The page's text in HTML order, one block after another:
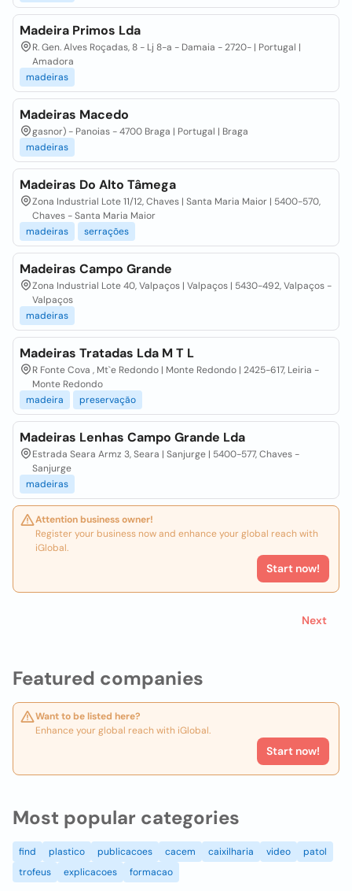
Featured companies
Want to be listed here?
Enhance your global reach with iGlobal.
Start now!
Madeira Primos Lda
R. Gen. Alves Roçadas, 8 - Lj 8-a - Damaia - 2720- | Portugal |
Amadora
madeiras
Madeiras Macedo
gasnor) - Panoias - 4700 Braga | Portugal | Braga
madeiras
Madeiras Do Alto Tâmega
Zona Industrial Lote 11/12, Chaves | Santa Maria Maior | 5400-570,
Chaves - Santa Maria Maior
madeiras
serrações
Madeiras Campo Grande
Zona Industrial Lote 40, Valpaços | Valpaços | 5430-492, Valpaços -
Valpaços
madeiras
Madeiras Tratadas Lda M T L
R Fonte Cova , Mt`e Redondo | Monte Redondo | 2425-617, Leiria -
Monte Redondo
madeira
preservação
Madeiras Lenhas Campo Grande Lda
Estrada Seara Armz 3, Seara | Sanjurge | 5400-577, Chaves -
Sanjurge
madeiras
Attention business owner!
Register your business now and enhance your global reach with
iGlobal.
Start now!
Next
Most popular categories
find plastico publicacoes cacem caixilharia video
patol
trofeus
explicacoes formacao